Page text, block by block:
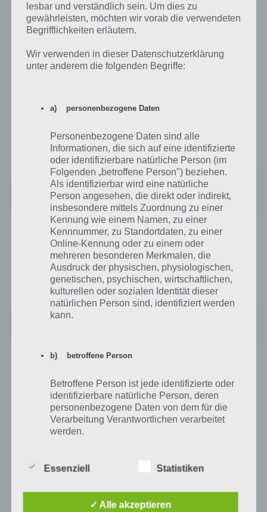
Dooors 4 ist kostenlos als App für Android und iOS erhältlich. Zum
Start beinhaltet die App zwar “nur” 40 Level, aber bisher hat der
Entwickler nochmal zahlreiche Level nachgelegt. Entsprechend wird
viel Spaß sorgen die zahlreichen Level zu lösen.
Download von Dooors 4. Mit 4,3 Sternen kommt das Spiel auch bei
anderen Nutzern sehr gut an.
DOOORS4 - room escape game -
Preis:Wird angekündigt
Doors 4 für iOS herunterladen
Als Universal App könnt ihr Dooors 4 im iTunes App Store
herunterladen. Benötigt wird dabei iOS 6.
DOOORS 4 - room escape game -
Solltet ihr trotz unserer Lösung irgendwo in Dooors 4 nicht
bzw. die anderen Spielern werden euch dann schnellstmöglich
weiterhelfen.
lesbar und verständlich sein. Um dies zu
gewährleisten, möchten wir vorab die verwendeten
Begrifflichkeiten erläutern.
Wir verwenden in dieser Datenschutzerklärung
unter anderem die folgenden Begriffe:
a) personenbezogene Daten
Personenbezogene Daten sind alle
Informationen, die sich auf eine identifizierte
oder identifizierbare natürliche Person (im
Folgenden „betroffene Person") beziehen.
Als identifizierbar wird eine natürliche
Person angesehen, die direkt oder indirekt,
insbesondere mittels Zuordnung zu einer
Kennung wie einem Namen, zu einer
Kennnummer, zu Standortdaten, zu einer
Online-Kennung oder zu einem oder
mehreren besonderen Merkmalen, die
Ausdruck der physischen, physiologischen,
genetischen, psychischen, wirtschaftlichen,
kulturellen oder sozialen Identität dieser
natürlichen Person sind, identifiziert werden
kann.
b) betroffene Person
Betroffene Person ist jede identifizierte oder
identifizierbare natürliche Person, deren
personenbezogene Daten von dem für die
Verarbeitung Verantwortlichen verarbeitet
werden.
c) Verarbeitung
Verarbeitung ist jeder mit oder ohne Hilfe
Essenziell Statistiken
✓ Alle akzeptieren